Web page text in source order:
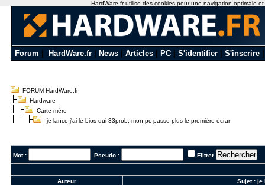
Forum HardWare.fr News Articles PC S'identifier S'inscrire
FORUM HardWare.fr
Hardware
Carte mère
je lance j'ai le bios qui 33prob, mon pc passe plus le première écran
Mot : Pseudo : Filtrer
Auteur Sujet : je
HardWare.fr utilise des cookies pour une navigation optimale